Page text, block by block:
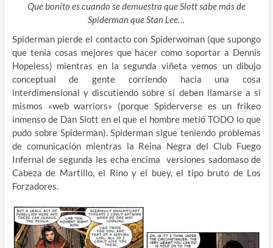
Que bonito es cuando se demuestra que Slott sabe más de
Spiderman que Stan Lee…
Spiderman pierde el contacto con Spiderwoman (que supongo
que tenía cosas mejores que hacer como soportar a Dennis
Hopeless) mientras en la segunda viñeta vemos un dibujo
conceptual de gente corriendo hacia una cosa
interdimensional y discutiendo sobre si deben llamarse a si
mismos «web warriors» (porque Spiderverse es un frikeo
inmenso de Dan Slott en el que el hombre metió TODO lo que
pudo sobre Spiderman). Spiderman sigue teniendo problemas
de comunicación mientras la Reina Negra del Club Fuego
Infernal de segunda les echa encima versiones sadomaso de
Cabeza de Martillo, el Rino y el buey, el tipo bruto de Los
Forzadores.